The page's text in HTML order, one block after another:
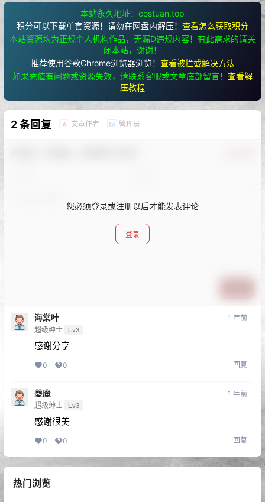
本站永久地址：costuan.top
积分可以下载单套资源！请勿在网盘内解压！ 查看怎么获取积分
本站资源均为正规个人机构作品，无漏D违规内容！有此需求的请关
闭本站，谢谢！
推荐使用谷歌Chrome浏览器浏览！ 查看被拦截解决方法
如果充值有问题或资源失效，请联系客服或文章底部留言！ 查看解
压教程
2 条回复 A 文章作者 M 管理员
您必须登录或注册以后才能发表评论
登录
海棠叶
超级绅士 Lv3
1 年前
感谢分享
0 0 回复
夔魔
超级绅士 Lv3
1 年前
感谢很美
0 0 回复
热门浏览